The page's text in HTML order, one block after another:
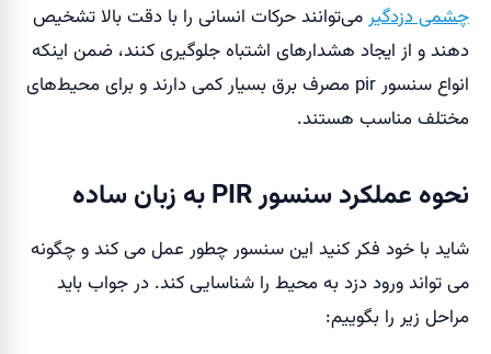
چشمی دزدگیرمی‌توانند حرکات انسانی را با دقت بالا تشخیص
دهند و از ایجاد هشدارهای اشتباه جلوگیری کنند، ضمن اینکه
انواع سنسور pir مصرف برق بسیار کمی دارند و برای محیط‌های
مختلف مناسب هستند.
نحوه عملکرد سنسور PIR به زبان ساده
شاید با خود فکر کنید این سنسور چطور عمل می کند و چگونه
می تواند ورود دزد به محیط را شناسایی کند. در جواب باید
مراحل زیر را بگوییم: